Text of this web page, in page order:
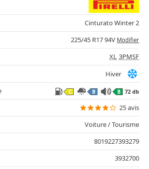
Cinturato Winter 2
225/45 R17 94V Modifier
XL 3PMSF
Hiver
C B B 72 db
25 avis
Voiture / Tourisme
8019227393279
3932700